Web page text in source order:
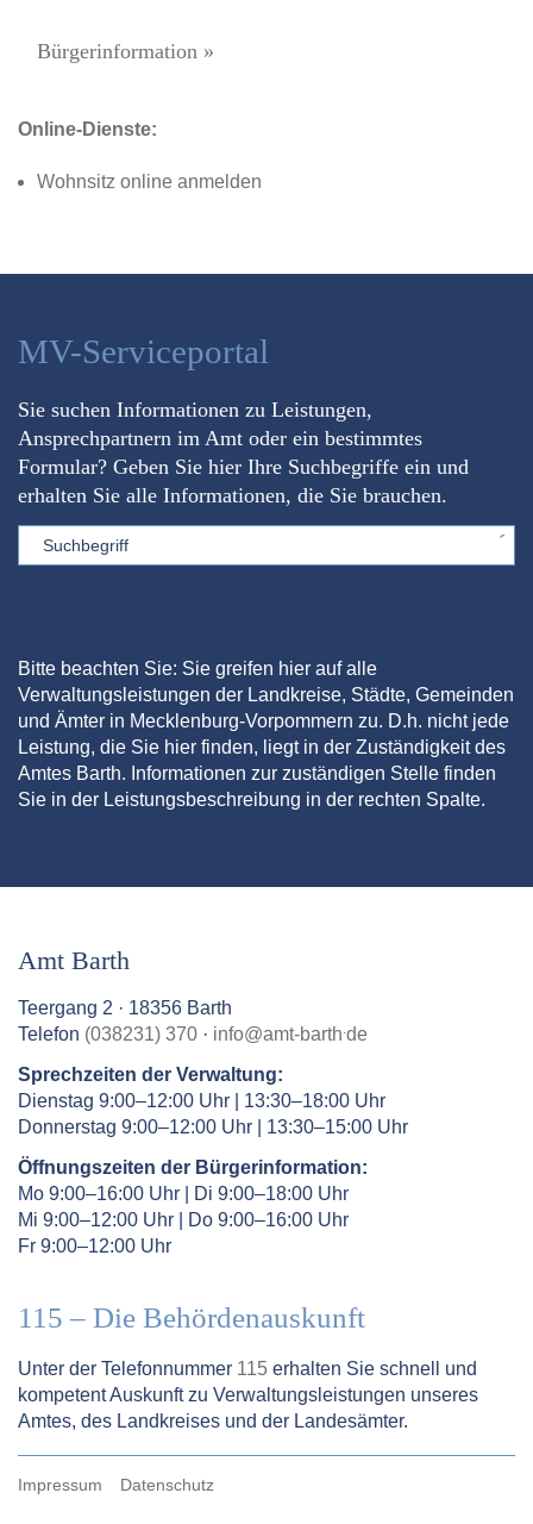
Bürgerinformation »
Online-Dienste:
Wohnsitz online anmelden
MV-Serviceportal
Sie suchen Informationen zu Leistungen,
Ansprechpartnern im Amt oder ein bestimmtes
Formular? Geben Sie hier Ihre Suchbegriffe ein und
erhalten Sie alle Informationen, die Sie brauchen.
Sword
Bitte beachten Sie: Sie greifen hier auf alle
Verwaltungsleistungen der Landkreise, Städte, Gemeinden
und Ämter in Mecklenburg-Vorpommern zu. D.h. nicht jede
Leistung, die Sie hier finden, liegt in der Zuständigkeit des
Amtes Barth. Informationen zur zuständigen Stelle finden
Sie in der Leistungsbeschreibung in der rechten Spalte.
Amt Barth
Teergang 2 · 18356 Barth
Telefon (038231) 370 · info@amt-barth.de
Sprechzeiten der Verwaltung:
Dienstag 9:00–12:00 Uhr | 13:30–18:00 Uhr
Donnerstag 9:00–12:00 Uhr | 13:30–15:00 Uhr
Öffnungszeiten der Bürgerinformation:
Mo 9:00–16:00 Uhr | Di 9:00–18:00 Uhr
Mi 9:00–12:00 Uhr | Do 9:00–16:00 Uhr
Fr 9:00–12:00 Uhr
115 – Die Behördenauskunft
Unter der Telefonnummer 115 erhalten Sie schnell und
kompetent Auskunft zu Verwaltungsleistungen unseres
Amtes, des Landkreises und der Landesämter.
Impressum Datenschutz